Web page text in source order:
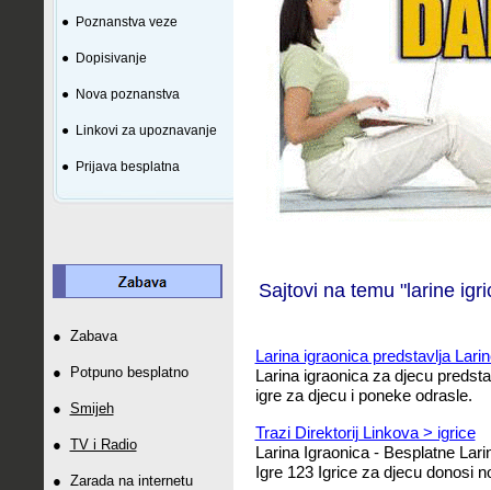
● Poznanstva veze
● Dopisivanje
● Nova poznanstva
● Linkovi za upoznavanje
● Prijava besplatna
● Zabava
● Potpuno besplatno
● Smijeh
● TV i Radio
● Zarada na internetu
Sajtovi na temu "larine
Larina igraonica predstavlja
Larina igraonica za djecu
igre za djecu i poneke odrasle.
Trazi Direktorij Linkova > igrice
Larina Igraonica - Besplatne
Igre 123 Igrice za djecu donosi